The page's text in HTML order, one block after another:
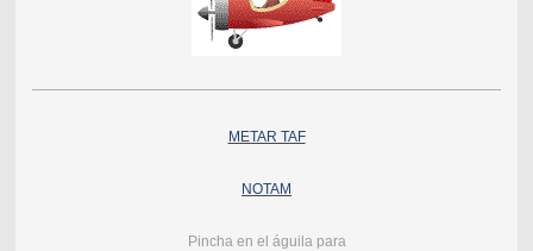
METAR TAF
NOTAM
Pincha en el águila para